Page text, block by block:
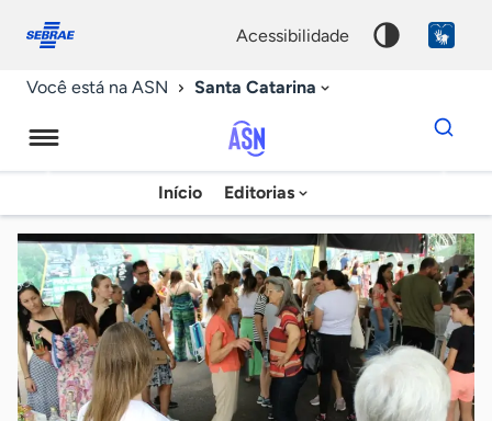
conosco
acessibilidade
Você está na ASN Santa Catarina
Agência
Sebrae
de
Notícias
Início Editorias
Dados
para
chave